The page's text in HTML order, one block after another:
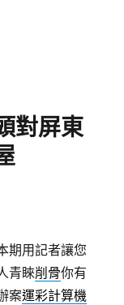
對屏東
期用記者讓您
青睞削骨你有
案運彩計算機